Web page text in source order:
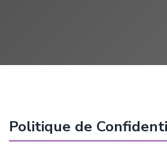
Politique de